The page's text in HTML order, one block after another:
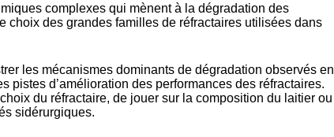
complexes qui mènent à la dégradation des
choix des grandes familles de réfractaires utilisées dans
les mécanismes dominants de dégradation observés en
pistes d’amélioration des performances des réfractaires.
du réfractaire, de jouer sur la composition du laitier ou
sidérurgiques.